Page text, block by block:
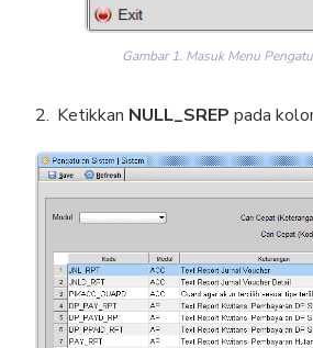
Gambar 1. Masuk Menu
Ketikkan NULL_SREP pada